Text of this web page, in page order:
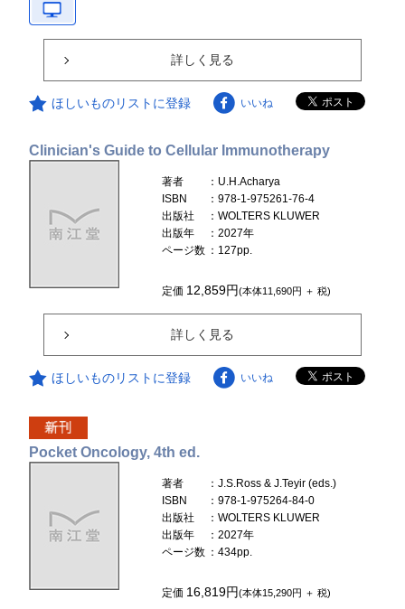
詳しく見る
ほしいものリストに登録 いいね
Clinician's Guide to Cellular Immunotherapy
著者
：U.H.Acharya
ISBN
：978-1-975261-76-4
出版社
：WOLTERS KLUWER
出版年
：2027年
ページ数 ：127pp.
定価 12,859円(本体11,690円 ＋ 税)
詳しく見る
ほしいものリストに登録 いいね
Pocket Oncology, 4th ed.
著者
：J.S.Ross & J.Teyir (eds.)
ISBN
：978-1-975264-84-0
出版社
：WOLTERS KLUWER
出版年
：2027年
ページ数 ：434pp.
定価 16,819円(本体15,290円 ＋ 税)